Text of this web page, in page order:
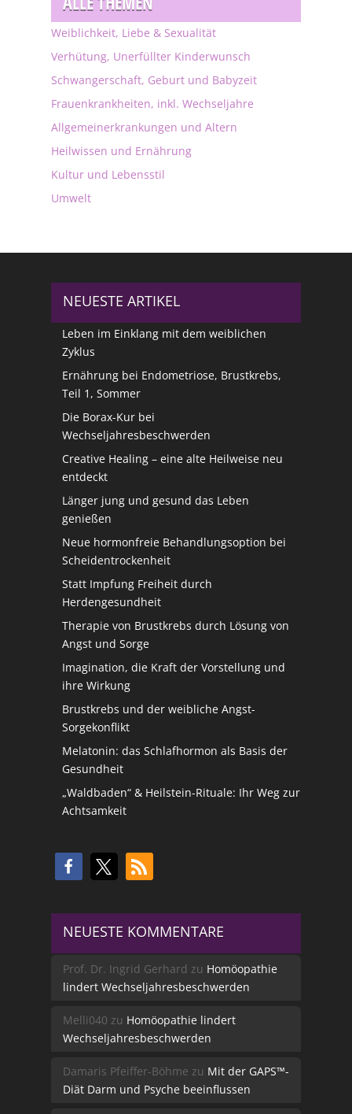
Weiblichkeit, Liebe & Sexualität
Verhütung, Unerfüllter Kinderwunsch
Schwangerschaft, Geburt und Babyzeit
Frauenkrankheiten, inkl. Wechseljahre
Allgemeinerkrankungen und Altern
Heilwissen und Ernährung
Kultur und Lebensstil
Umwelt
NEUESTE ARTIKEL
Leben im Einklang mit dem weiblichen
Zyklus
Ernährung bei Endometriose, Brustkrebs,
Teil 1, Sommer
Die Borax-Kur bei
Wechseljahresbeschwerden
Creative Healing – eine alte Heilweise neu
entdeckt
Länger jung und gesund das Leben
genießen
Neue hormonfreie Behandlungsoption bei
Scheidentrockenheit
Statt Impfung Freiheit durch
Herdengesundheit
Therapie von Brustkrebs durch Lösung von
Angst und Sorge
Imagination, die Kraft der Vorstellung und
ihre Wirkung
Brustkrebs und der weibliche Angst-
Sorgekonflikt
Melatonin: das Schlafhormon als Basis der
Gesundheit
„Waldbaden“ & Heilstein-Rituale: Ihr Weg zur
Achtsamkeit
NEUESTE KOMMENTARE
Prof. Dr. Ingrid Gerhard zu Homöopathie
lindert Wechseljahresbeschwerden
Melli040 zu Homöopathie lindert
Wechseljahresbeschwerden
Damaris Pfeiffer-Böhme zu Mit der GAPS™-
Diät Darm und Psyche beeinflussen